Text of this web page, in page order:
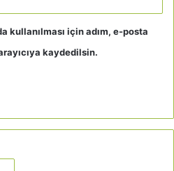
kullanılması için adım, e-posta
kaydedilsin.